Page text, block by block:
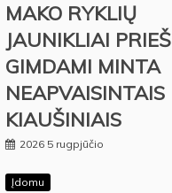
MAKO RYKLIŲ
JAUNIKLIAI PRIEŠ
GIMDAMI MINTA
NEAPVAISINTAIS
KIAUŠINIAIS
2026 5 rugpjūčio
Įdomu